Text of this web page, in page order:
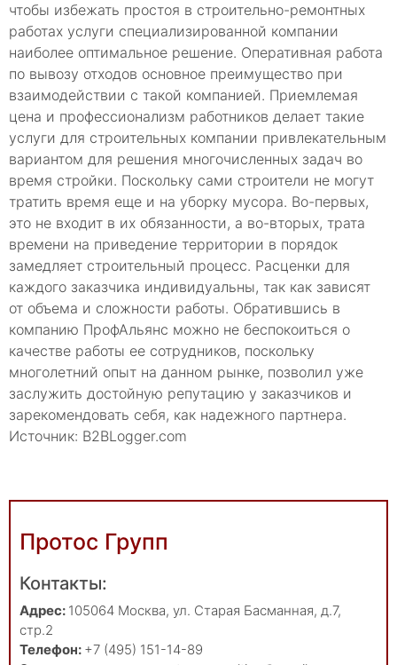
чтобы избежать простоя в строительно-ремонтных
работах услуги специализированной компании
наиболее оптимальное решение. Оперативная работа
по вывозу отходов основное преимущество при
взаимодействии с такой компанией. Приемлемая
цена и профессионализм работников делает такие
услуги для строительных компании привлекательным
вариантом для решения многочисленных задач во
время стройки. Поскольку сами строители не могут
тратить время еще и на уборку мусора. Во-первых,
это не входит в их обязанности, а во-вторых, трата
времени на приведение территории в порядок
замедляет строительный процесс. Расценки для
каждого заказчика индивидуальны, так как зависят
от объема и сложности работы. Обратившись в
компанию ПрофАльянс можно не беспокоиться о
качестве работы ее сотрудников, поскольку
многолетний опыт на данном рынке, позволил уже
заслужить достойную репутацию у заказчиков и
зарекомендовать себя, как надежного партнера.
Источник: B2BLogger.com
Протос Групп
Контакты:
Адрес: 105064 Москва, ул. Старая Басманная, д.7,
стр.2
Телефон: +7 (495) 151-14-89